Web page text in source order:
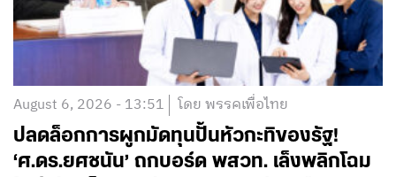
August 6, 2026 - 13:51 โดย พรรคเพื่อไทย
ปลดล็อกการผูกมัดทุนปั้นหัวกะทิของรัฐ!
‘ศ.ดร.ยศชนัน’ ถกบอร์ด พสวท. เล็งพลิกโฉม